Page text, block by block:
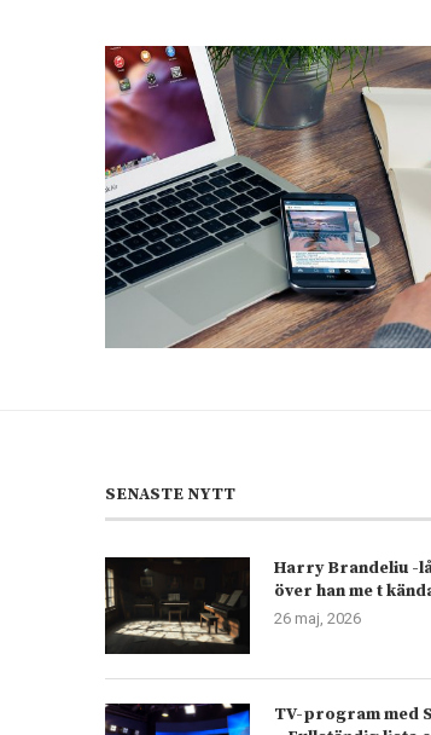
SENASTE NYTT
Harry Brandeliu -
över han me t
26 maj, 2026
TV-program med